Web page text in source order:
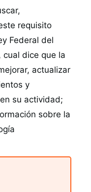
requisito
Federal del
cual dice que la
actualizar
y
su actividad;
sobre la